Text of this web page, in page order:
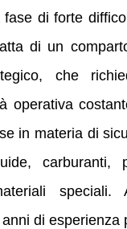
fase di forte
di un
che
operativa
in materia di
carburanti,
speciali.
di esperienza